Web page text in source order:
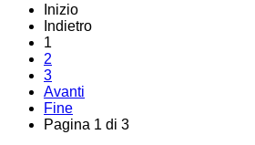
Inizio
Indietro
1
2
3
Avanti
Fine
Pagina 1 di 3